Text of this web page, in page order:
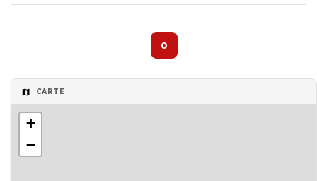
0
CARTE
+
−